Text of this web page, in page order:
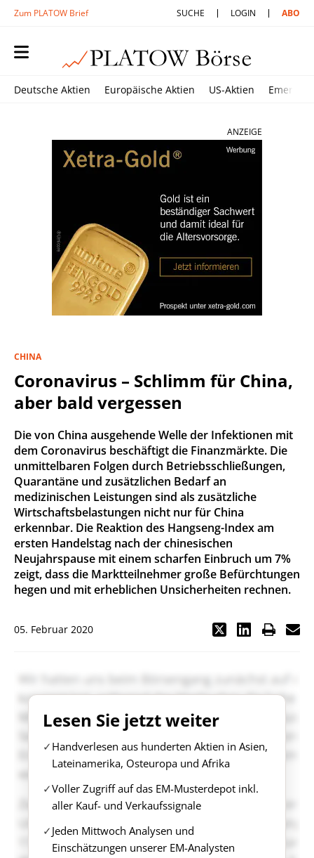
Zum PLATOW Brief SUCHE LOGIN ABO
Deutsche Aktien Europäische Aktien US-Aktien
ANZEIGE
CHINA
Coronavirus – Schlimm für China,
aber bald vergessen
Die von China ausgehende Welle der Infektionen mit
dem Coronavirus beschäftigt die Finanzmärkte. Die
unmittelbaren Folgen durch Betriebsschließungen,
Quarantäne und zusätzlichen Bedarf an
medizinischen Leistungen sind als zusätzliche
Wirtschaftsbelastungen nicht nur für China
erkennbar. Die Reaktion des Hangseng-Index am
ersten Handelstag nach der chinesischen
Neujahrspause mit einem scharfen Einbruch um 7%
zeigt, dass die Marktteilnehmer große Befürchtungen
hegen und mit erheblichen Unsicherheiten rechnen.
05. Februar 2020
Lesen Sie jetzt weiter
Handverlesen aus hunderten Aktien in Asien,
Lateinamerika, Osteuropa und Afrika
Voller Zugriff auf das EM-Musterdepot inkl.
aller Kauf- und Verkaufssignale
Jeden Mittwoch Analysen und
Einschätzungen unserer EM-Analysten